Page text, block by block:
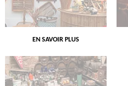
EN SAVOIR PLUS